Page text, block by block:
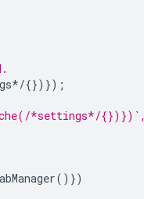
*/{})});
*settings*/{})})`,
()})